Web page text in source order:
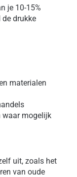
je 10-15%
de drukke
materialen
waar mogelijk
uit, zoals het
van oude